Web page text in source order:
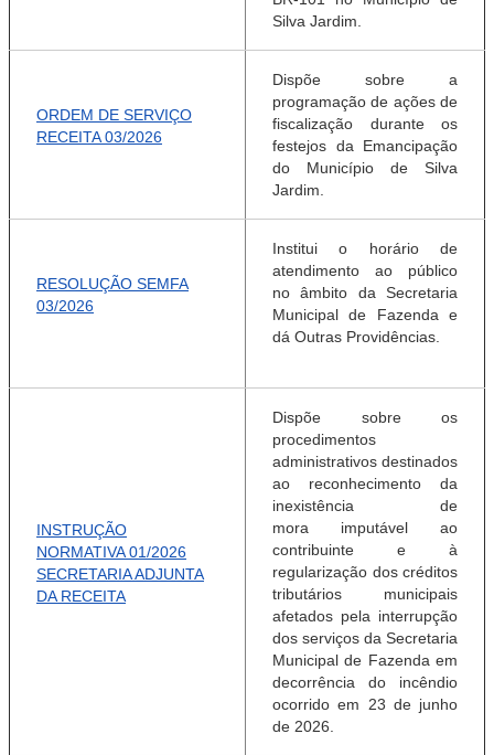
Silva Jardim.
ORDEM DE SERVIÇO
RECEITA 03/2026
Dispõe sobre a
programação de ações de
fiscalização durante os
festejos da Emancipação
do Município de Silva
Jardim.
RESOLUÇÃO SEMFA
03/2026
Institui o horário de
atendimento ao público
noâmbito da Secretaria
Municipal de Fazenda e
dá Outras Providências.
INSTRUÇÃO
NORMATIVA 01/2026
SECRETARIA ADJUNTA
DA RECEITA
Dispõe sobre os
procedimentos
administrativos destinados
ao reconhecimento da
inexistência de
mora imputável ao
contribuinte e à
regularização dos créditos
tributários municipais
afetados pela interrupção
dos serviços da Secretaria
Municipal de Fazenda em
decorrência do incêndio
ocorrido em 23 de junho
de 2026.